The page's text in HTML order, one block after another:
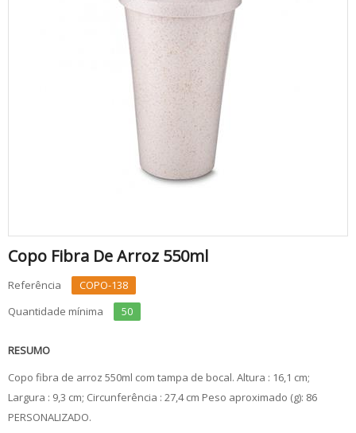
Copo Fibra De Arroz 550ml
Referência
COPO-138
Quantidade mínima
50
RESUMO
Copo fibra de arroz 550ml com tampa de bocal. Altura : 16,1 cm;
Largura : 9,3 cm; Circunferência : 27,4 cm Peso aproximado (g): 86
PERSONALIZADO.